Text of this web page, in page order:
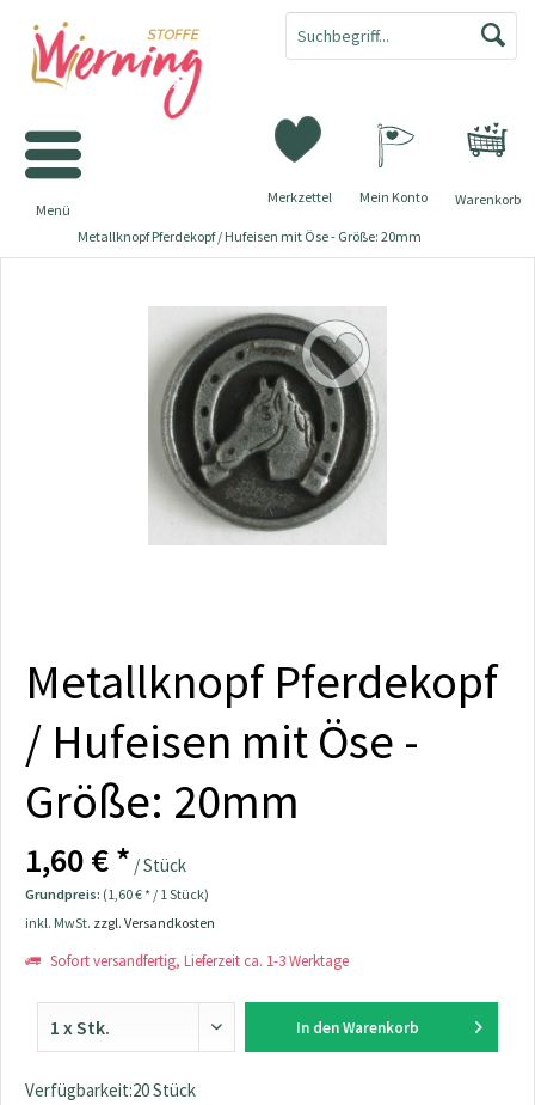
Warenkorb
Merkzettel Mein Konto
Menü
Metallknopf Pferdekopf / Hufeisen mit Öse - Größe: 20mm
Metallknopf Pferdekopf
/ Hufeisen mit Öse -
Größe: 20mm
1,60 € * / Stück
Grundpreis: (1,60 € * / 1 Stück)
inkl. MwSt. zzgl. Versandkosten
Sofort versandfertig, Lieferzeit ca. 1-3 Werktage
In den Warenkorb
Verfügbarkeit:20 Stück